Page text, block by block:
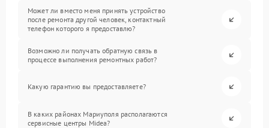
Может ли вместо меня принять устройство
после ремонта другой человек, контактный
телефон которого я предоставлю?
Возможно ли получать обратную связь в
процессе выполнения ремонтных работ?
Какую гарантию вы предоставляете?
В каких районах Мариуполя располагаются
сервисные центры Midea?